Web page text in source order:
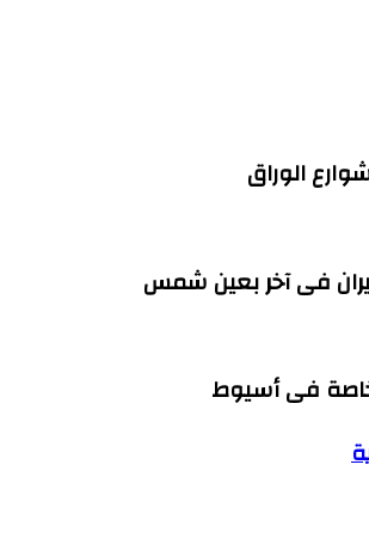
فى آخر بعين شمس
فى أسيوط